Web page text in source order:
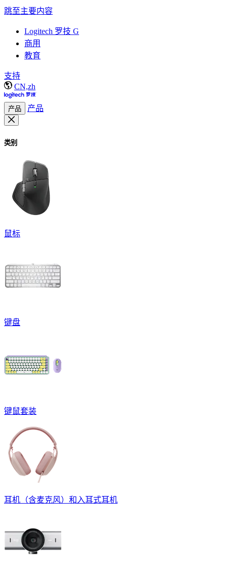
跳至主要内容
Logitech 罗技 G
商用
教育
支持
CN,zh
产品 产品
类别
鼠标
键盘
键鼠套装
耳机（含麦克风）和入耳式耳机